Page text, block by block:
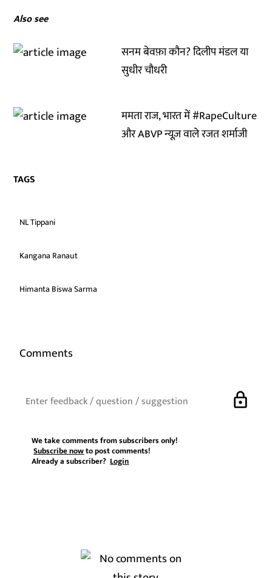
Also see
सनम बेवफ़ा कौन? दिलीप मंडल या
सुधीर चौधरी
ममता राज, भारत में #RapeCulture
और ABVP न्यूज़ वाले रजत शर्माजी
TAGS
NL Tippani
Kangana Ranaut
Himanta Biswa Sarma
Comments
lock
We take comments from subscribers only!
Subscribe nowto post comments!
Already a subscriber?Login